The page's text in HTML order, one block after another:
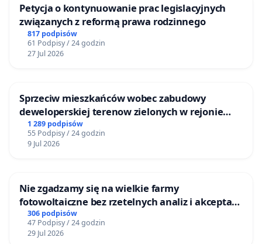
Petycja o kontynuowanie prac legislacyjnych
związanych z reformą prawa rodzinnego
817 podpisów
61 Podpisy / 24 godzin
27 Jul 2026
Sprzeciw mieszkańców wobec zabudowy
deweloperskiej terenow zielonych w rejonie
Bulwarów Straceńskich w Bielsku-Białej
1 289 podpisów
55 Podpisy / 24 godzin
9 Jul 2026
Nie zgadzamy się na wielkie farmy
fotowoltaiczne bez rzetelnych analiz i akceptacji
mieszkańców
306 podpisów
47 Podpisy / 24 godzin
29 Jul 2026